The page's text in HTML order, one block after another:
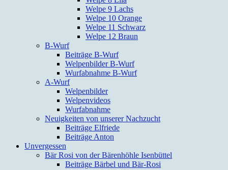
Welpe 9 Lachs
Welpe 10 Orange
Welpe 11 Schwarz
Welpe 12 Braun
B-Wurf
Beiträge B-Wurf
Welpenbilder B-Wurf
Wurfabnahme B-Wurf
A-Wurf
Welpenbilder
Welpenvideos
Wurfabnahme
Neuigkeiten von unserer Nachzucht
Beiträge Elfriede
Beiträge Anton
Unvergessen
Bär Rosi von der Bärenhöhle Isenbüttel
Beiträge Bärbel und Bär-Rosi